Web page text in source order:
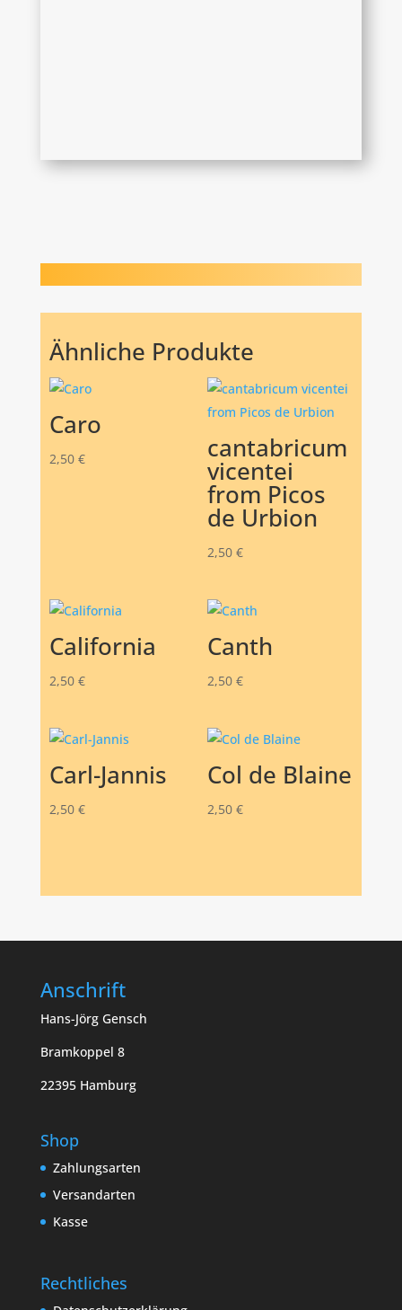
Ähnliche Produkte
Caro
2,50 € cantabricum
vicentei
from Picos
de Urbion
2,50 €
California
2,50 €
Canth
2,50 €
Carl-Jannis
2,50 €
Col de Blaine
2,50 €
Anschrift
Hans-Jörg Gensch
Bramkoppel 8
22395 Hamburg
Shop
Zahlungsarten
Versandarten
Kasse
Rechtliches